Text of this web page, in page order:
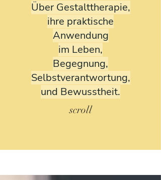
Über Gestalttherapie,
ihre praktische
Anwendung
im Leben,
Begegnung,
Selbstverantwortung,
und Bewusstheit.
scroll